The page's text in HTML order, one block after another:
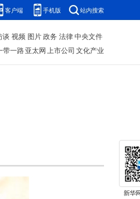
客户端 手机版 站内搜索
谈 视频 图片政务 法律中央文件
带一路 亚太网上市公司 文化产业